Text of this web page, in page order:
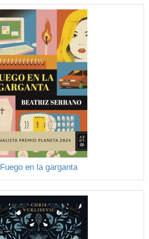
Fuego en la garganta